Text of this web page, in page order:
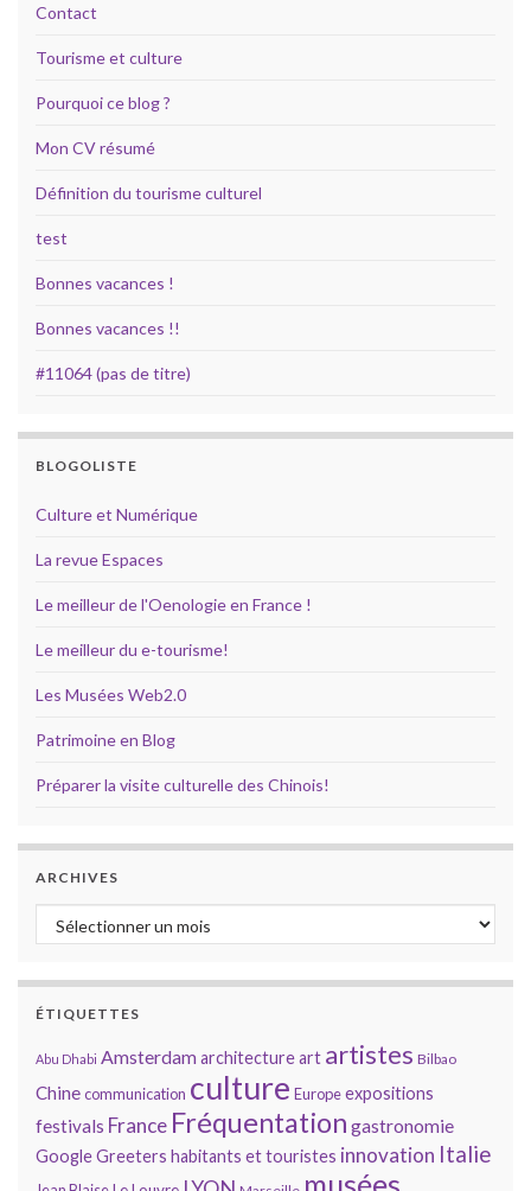
Contact
Tourisme et culture
Pourquoi ce blog ?
Mon CV résumé
Définition du tourisme culturel
test
Bonnes vacances !
Bonnes vacances !!
#11064 (pas de titre)
BLOGOLISTE
Culture et Numérique
La revue Espaces
Le meilleur de l'Oenologie en France !
Le meilleur du e-tourisme!
Les Musées Web2.0
Patrimoine en Blog
Préparer la visite culturelle des Chinois!
ARCHIVES
Archives
ÉTIQUETTES
Abu Dhabi Amsterdamarchitectureart artistes Bilbao
Chinecommunication culture Europeexpositions
festivals France Fréquentation gastronomie
GoogleGreeters habitants et touristes innovation Italie